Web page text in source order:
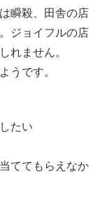
瞬殺、田舎の店
ジョイフルの店
れません。
うです。
たい
ててもらえなか